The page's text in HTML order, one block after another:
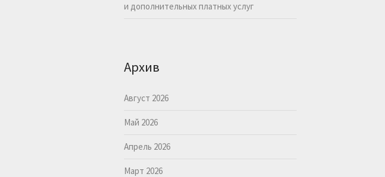
и дополнительных платных услуг
Архив
Август 2026
Май 2026
Апрель 2026
Март 2026